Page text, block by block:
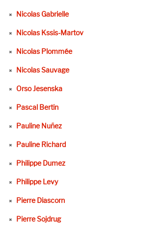
Nicolas Gabrielle
Nicolas Kssis-Martov
Nicolas Plommée
Nicolas Sauvage
Orso Jesenska
Pascal Bertin
Pauline Nuñez
Pauline Richard
Philippe Dumez
Philippe Levy
Pierre Diascorn
Pierre Sojdrug